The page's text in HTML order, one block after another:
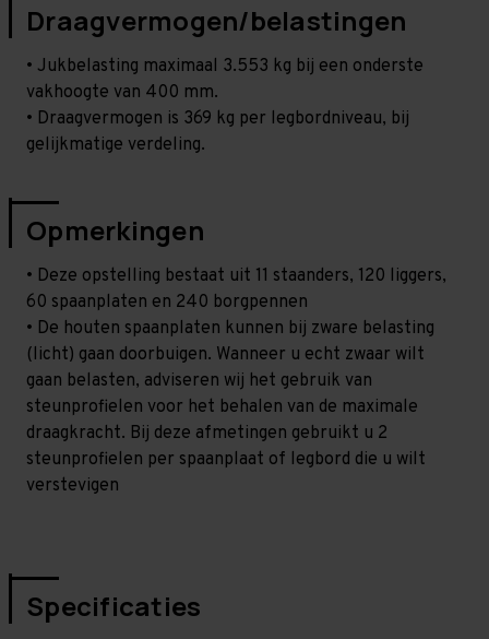
Draagvermogen/belastingen
• Jukbelasting maximaal 3.553 kg bij een onderste
vakhoogte van 400 mm.
• Draagvermogen is 369 kg per legbordniveau, bij
gelijkmatige verdeling.
Opmerkingen
• Deze opstelling bestaat uit 11 staanders, 120 liggers,
60 spaanplaten en 240 borgpennen
• De houten spaanplaten kunnen bij zware belasting
(licht) gaan doorbuigen. Wanneer u echt zwaar wilt
gaan belasten, adviseren wij het gebruik van
steunprofielen voor het behalen van de maximale
draagkracht. Bij deze afmetingen gebruikt u 2
steunprofielen per spaanplaat of legbord die u wilt
verstevigen
Specificaties